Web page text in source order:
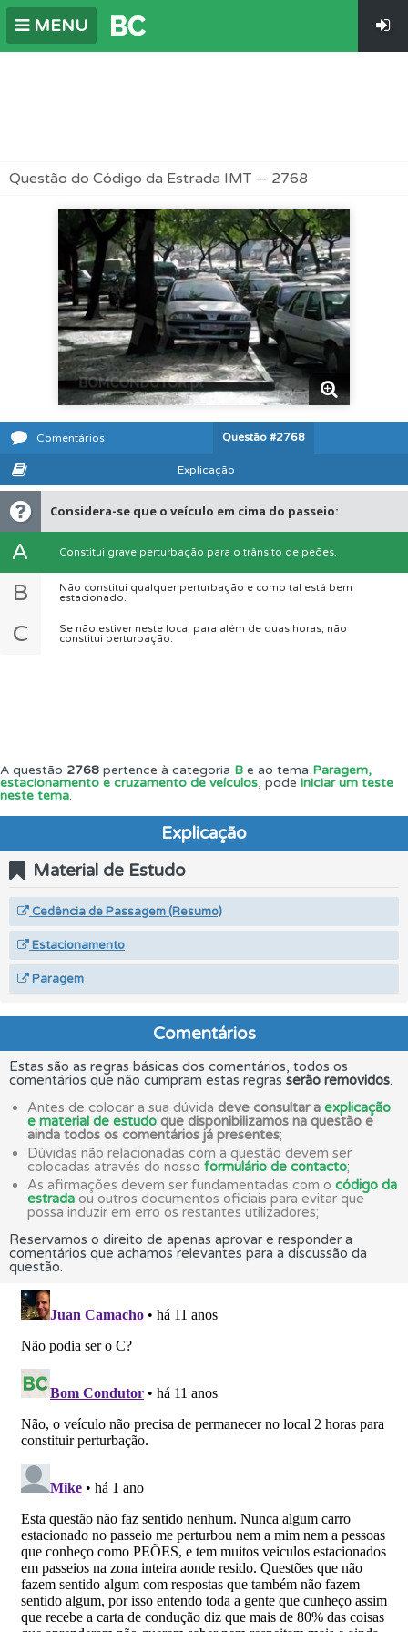
MENU
Questão do Código da Estrada IMT — 2768
Comentários Questão #2768
Explicação
Considera-se que o veículo em cima do passeio:
A Constitui grave perturbação para o trânsito de peões.
B
Não constitui qualquer perturbação e como tal está bem
estacionado.
C
Se não estiver neste local para além de duas horas, não
constitui perturbação.
A questão 2768 pertence à categoria B e ao tema Paragem,
estacionamento e cruzamento de veículos, pode iniciar um teste
neste tema.
Explicação
Material de Estudo
Cedência de Passagem (Resumo)
Estacionamento
Paragem
Comentários
Estas são as regras básicas dos comentários, todos os
comentários que não cumpram estas regras serão removidos.
Antes de colocar a sua dúvida deve consultar a explicação
e material de estudo que disponibilizamos na questão e
ainda todos os comentários já presentes;
Dúvidas não relacionadas com a questão devem ser
colocadas através do nosso formulário de contacto;
As afirmações devem ser fundamentadas com o código da
estrada ou outros documentos oficiais para evitar que
possa induzir em erro os restantes utilizadores;
Reservamos o direito de apenas aprovar e responder a
comentários que achamos relevantes para a discussão da
questão.